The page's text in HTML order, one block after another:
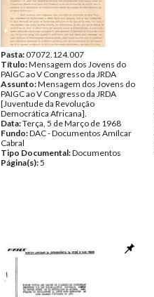
Pasta:07072.124.007
Título:Mensagem dos Jovens do
PAIGC ao V Congresso da JRDA
Assunto:Mensagem dos Jovens do
PAIGC ao V Congresso da JRDA
[Juventude da Revolução
Democrática Africana].
Data:Terça, 5 de Março de 1968
Fundo:DAC - Documentos Amílcar
Cabral
Tipo Documental:Documentos
Página(s):5